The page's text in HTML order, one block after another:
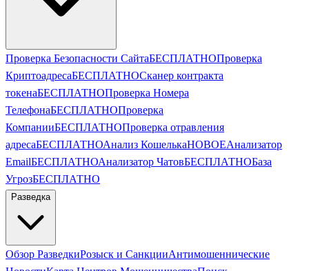
Проверка Безопасности СайтаБЕСПЛАТНОПроверка
КриптоадресаБЕСПЛАТНОСканер контракта
токенаБЕСПЛАТНОПроверка Номера
ТелефонаБЕСПЛАТНОПроверка
КомпанииБЕСПЛАТНОПроверка отравления
адресаБЕСПЛАТНОАнализ КошелькаНОВОЕАнализатор
EmailБЕСПЛАТНОАнализатор ЧатовБЕСПЛАТНОБаза
УгрозБЕСПЛАТНО
Разведка
Обзор РазведкиРозыск и СанкцииАнтимошеннические